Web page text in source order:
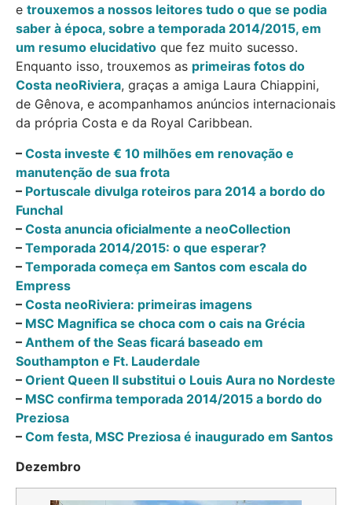
e trouxemos a nossos leitores tudo o que se podia
saber à época, sobre a temporada 2014/2015, em
um resumo elucidativo que fez muito sucesso.
Enquanto isso, trouxemos as primeiras fotos do
Costa neoRiviera, graças a amiga Laura Chiappini,
de Gênova, e acompanhamos anúncios internacionais
da própria Costa e da Royal Caribbean.
– Costa investe € 10 milhões em renovação e
manutenção de sua frota
– Portuscale divulga roteiros para 2014 a bordo do
Funchal
– Costa anuncia oficialmente a neoCollection
– Temporada 2014/2015: o que esperar?
– Temporada começa em Santos com escala do
Empress
– Costa neoRiviera: primeiras imagens
– MSC Magnifica se choca com o cais na Grécia
– Anthem of the Seas ficará baseado em
Southampton e Ft. Lauderdale
– Orient Queen II substitui o Louis Aura no Nordeste
– MSC confirma temporada 2014/2015 a bordo do
Preziosa
– Com festa, MSC Preziosa é inaugurado em Santos
Dezembro